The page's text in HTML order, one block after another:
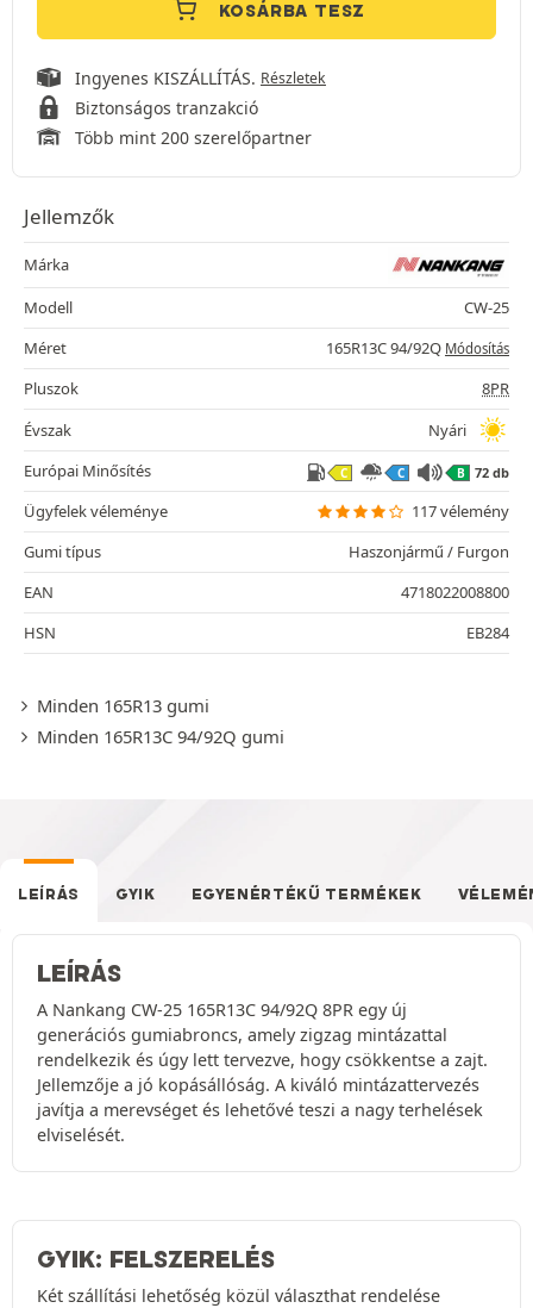
KOSÁRBA TESZ
Ingyenes KISZÁLLÍTÁS. Részletek
Biztonságos tranzakció
Több mint 200 szerelőpartner
Jellemzők
Márka
Modell
CW-25
Méret
165R13C 94/92Q Módosítás
Pluszok
8PR
Évszak
Nyári
Európai Minősítés
C C B 72 db
Ügyfelek véleménye
117 vélemény
Gumi típus
Haszonjármű / Furgon
EAN
4718022008800
HSN
EB284
Minden 165R13 gumi
Minden 165R13C 94/92Q gumi
LEÍRÁS GYIK EGYENÉRTÉKŰ TERMÉKEK
LEÍRÁS
A Nankang CW-25 165R13C 94/92Q 8PR egy új
generációs gumiabroncs, amely zigzag mintázattal
rendelkezik és úgy lett tervezve, hogy csökkentse a zajt.
Jellemzője a jó kopásállóság. A kiváló mintázattervezés
javítja a merevséget és lehetővé teszi a nagy terhelések
elviselését.
GYIK: FELSZERELÉS
Két szállítási lehetőség közül választhat rendelése